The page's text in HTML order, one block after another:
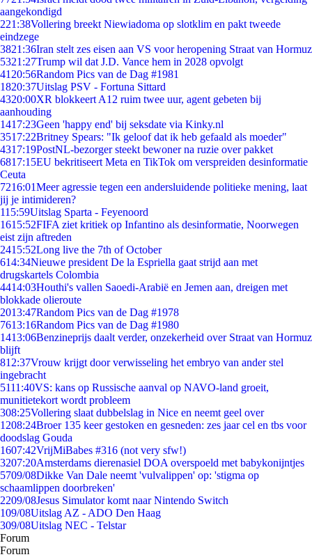
aangekondigd
221:38Vollering breekt Niewiadoma op slotklim en pakt tweede
eindzege
3821:36Iran stelt zes eisen aan VS voor heropening Straat van Hormuz
5321:27Trump wil dat J.D. Vance hem in 2028 opvolgt
41 20:56Random Pics van de Dag #1981
1820:37Uitslag PSV - Fortuna Sittard
4320:00XR blokkeert A12 ruim twee uur, agent gebeten bij
aanhouding
1417:23Geen 'happy end' bij seksdate via Kinky.nl
3517:22Britney Spears: "Ik geloof dat ik heb gefaald als moeder"
4317:19PostNL-bezorger steekt bewoner na ruzie over pakket
6817:15EU bekritiseert Meta en TikTok om verspreiden desinformatie
Ceuta
7216:01Meer agressie tegen een andersluidende politieke mening, laat
jij je intimideren?
115:59Uitslag Sparta - Feyenoord
1615:52FIFA ziet kritiek op Infantino als desinformatie, Noorwegen
eist zijn aftreden
2415:52Long live the 7th of October
614:34Nieuwe president De la Espriella gaat strijd aan met
drugskartels Colombia
4414:03Houthi's vallen Saoedi-Arabië en Jemen aan, dreigen met
blokkade olieroute
2013:47Random Pics van de Dag #1978
7613:16Random Pics van de Dag #1980
1413:06Benzineprijs daalt verder, onzekerheid over Straat van Hormuz
blijft
812:37Vrouw krijgt door verwisseling het embryo van ander stel
ingebracht
5111:40VS: kans op Russische aanval op NAVO-land groeit,
munitietekort wordt probleem
308:25Vollering slaat dubbelslag in Nice en neemt geel over
1208:24Broer 135 keer gestoken en gesneden: zes jaar cel en tbs voor
doodslag Gouda
1607:42VrijMiBabes #316 (not very sfw!)
3207:20Amsterdams dierenasiel DOA overspoeld met babykonijntjes
5709/08Dikke Van Dale neemt 'vulvalippen' op: 'stigma op
schaamlippen doorbreken'
2209/08Jesus Simulator komt naar Nintendo Switch
109/08Uitslag AZ - ADO Den Haag
309/08Uitslag NEC - Telstar
Forum
Forum